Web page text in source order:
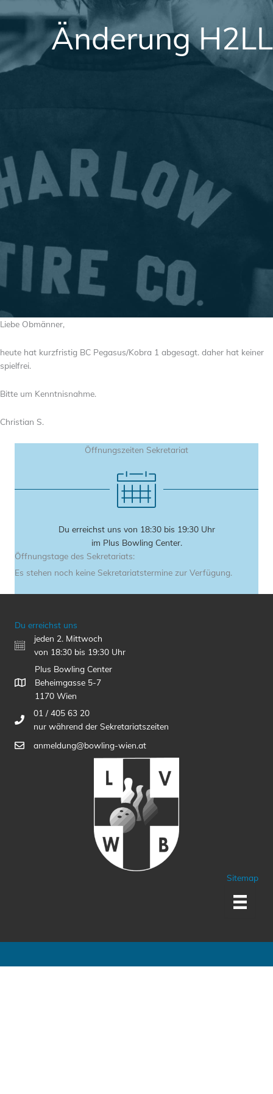
Änderung H2LL
Liebe Obmänner,
heute hat kurzfristig BC Pegasus/Kobra 1 abgesagt. daher hat keiner
spielfrei.
Bitte um Kenntnisnahme.
Christian S.
Öffnungszeiten Sekretariat
Du erreichst uns von 18:30 bis 19:30 Uhr
im Plus Bowling Center.
Öffnungstage des Sekretariats:
Es stehen noch keine Sekretariatstermine zur Verfügung.
Du erreichst uns
jeden 2. Mittwoch
von 18:30 bis 19:30 Uhr
Plus Bowling Center
Beheimgasse 5-7
1170 Wien
01 / 405 63 20
nur während der Sekretariatszeiten
anmeldung@bowling-wien.at
Sitemap